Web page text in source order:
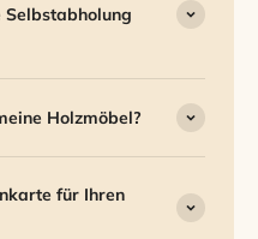
Selbstabholung
Holzmöbel?
für Ihren